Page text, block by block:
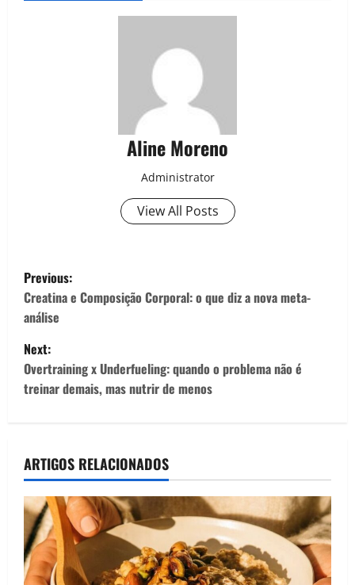
Aline Moreno
Administrator
View All Posts
P
o
s
t
n
v
i
g
a
Previous:
Creatina e Composição Corporal: o que diz a nova meta-
análise
Next:
Overtraining x Underfueling: quando o problema não é
treinar demais, mas nutrir de menos
ARTIGOS RELACIONADOS